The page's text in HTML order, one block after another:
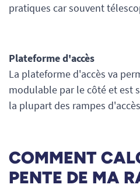
pratiques car souvent
Plateforme d'accès
La plateforme d'accès va
modulable par le côté et est
la plupart des rampes
COMMENT
PENTE DE MA